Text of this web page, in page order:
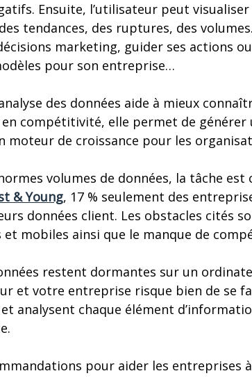
Ensuite, l’utilisateur peut
tendances, des ruptures, des
marketing, guider ses actions
pour son entreprise…
des données aide à mieux
compétitivité, elle permet de
moteur de croissance pour les
volumes de données, la tâche
& Young, 17 % seulement des
données client. Les obstacles cités
mobiles ainsi que le manque de
restent dormantes sur un
et votre entreprise risque bien de se
analysent chaque élément
pour aider les entreprises